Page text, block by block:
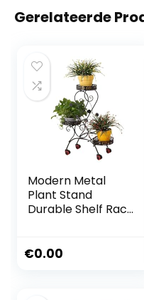
Gerelateerde
Modern Metal
Plant Stand
Durable Shelf Rack
Flower Rack 3 Tier
€0.00